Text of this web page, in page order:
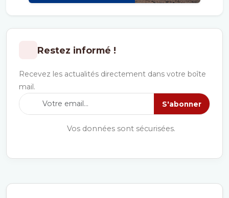
Restez informé !
Recevez les actualités directement dans votre boîte
mail.
S'abonner
Vos données sont sécurisées.